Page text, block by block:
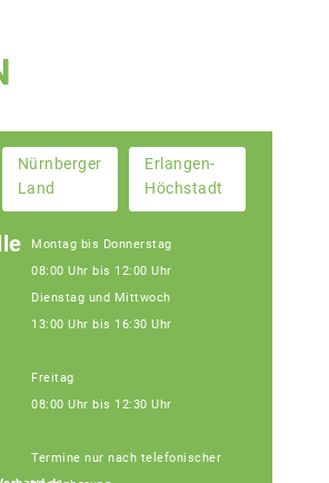
Nürnberger
Land
Erlangen-
Höchstadt
Montag bis Donnerstag
08:00 Uhr bis 12:00 Uhr
Dienstag und Mittwoch
13:00 Uhr bis 16:30 Uhr
Freitag
08:00 Uhr bis 12:30 Uhr
Termine nur nach telefonischer